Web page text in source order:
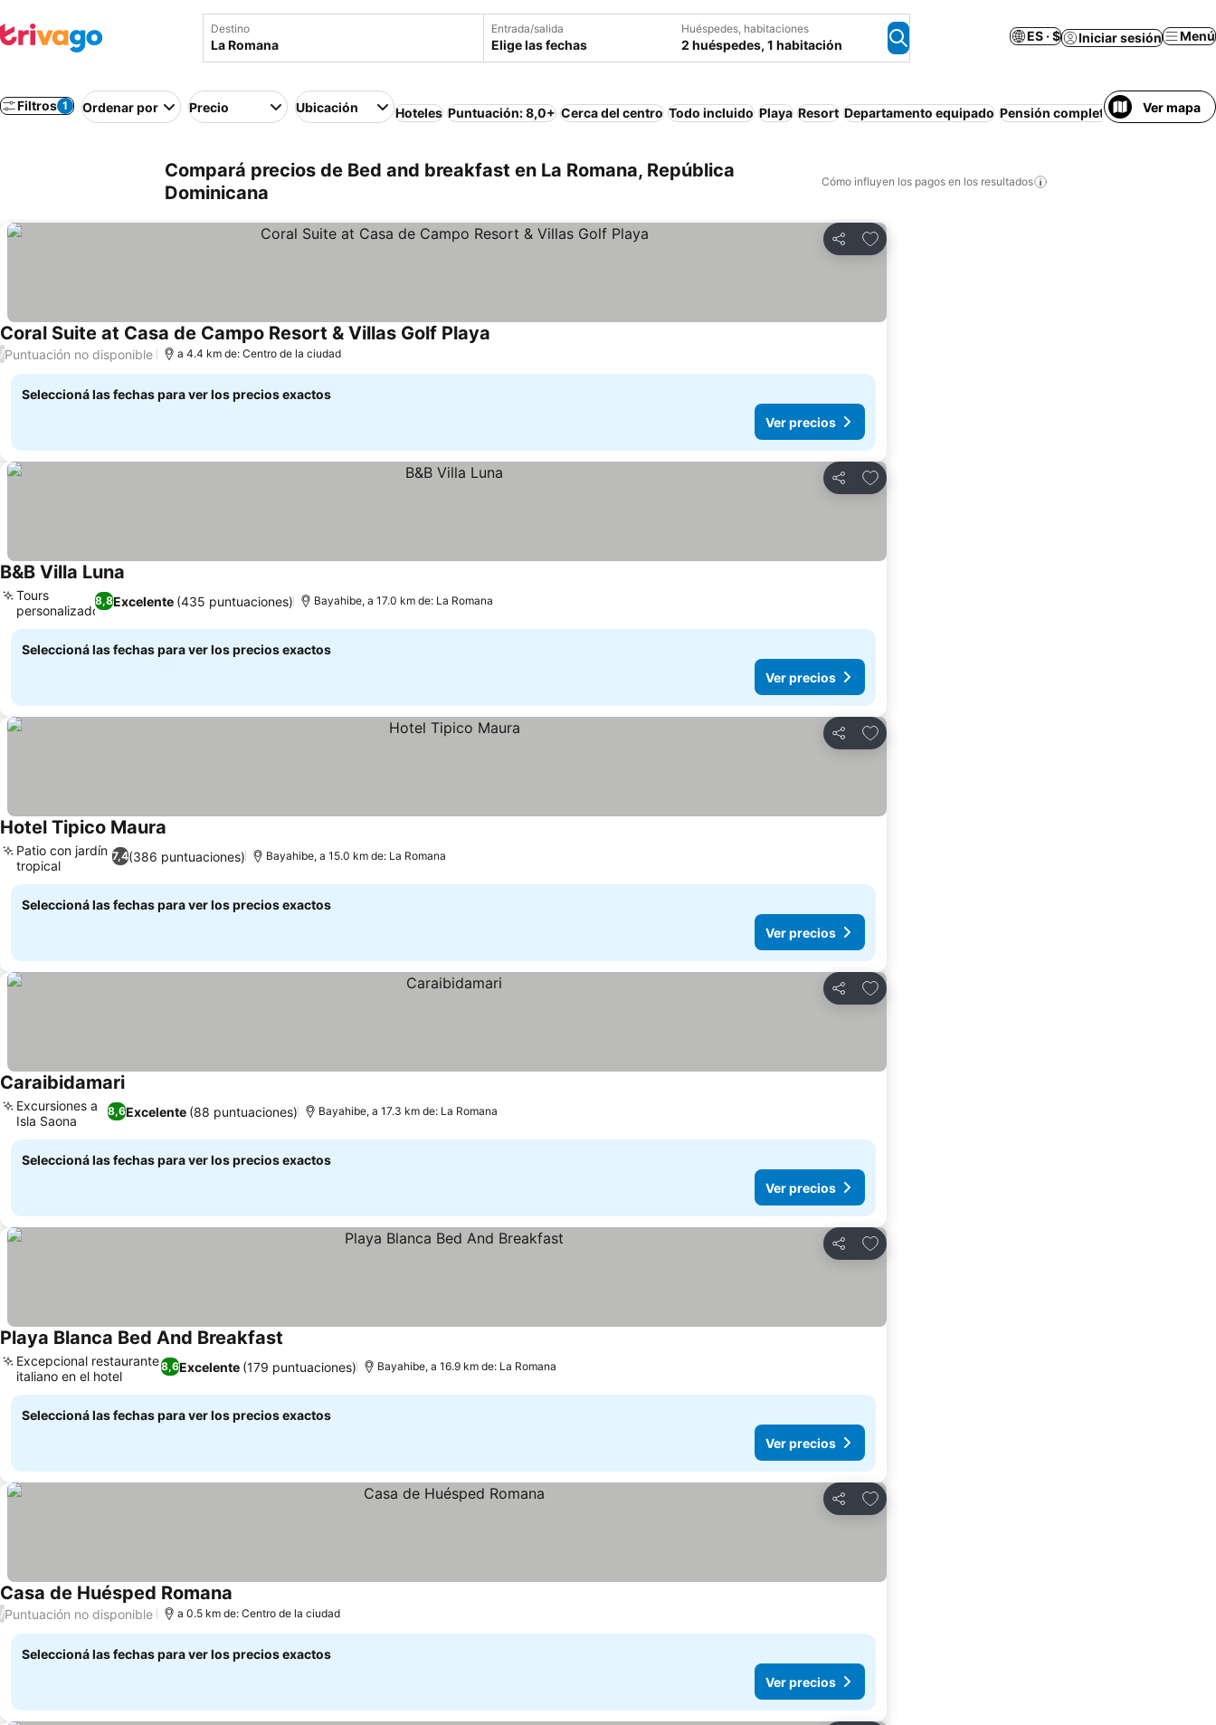
Destino Entrada/salida
Elige las fechas
Huéspedes, habitaciones
2 huéspedes, 1 habitación
ES · $ Iniciar sesión Menú
Filtros 1 Ordenar por Precio Ubicación Hoteles Puntuación: 8,0+ Cerca del centro Todo incluido Playa Resort Departamento equipado Pensión completa Desayuno
Ver mapa
Compará precios de Bed and breakfast en La Romana, República
Dominicana
Cómo influyen los pagos en los resultados
Compartir
Añadir a favoritos
Coral Suite at Casa de Campo Resort & Villas Golf Playa
/Puntuación no disponible a 4.4 km de: Centro de la ciudad
Seleccioná las fechas para ver los precios exactos
Ver precios
Compartir
Añadir a favoritos
B&B Villa Luna
8,8Excelente (435 puntuaciones)
Tours
personalizados
Bayahibe, a 17.0 km de: La Romana
Seleccioná las fechas para ver los precios exactos
Ver precios
Compartir
Añadir a favoritos
Hotel Tipico Maura
7,4(386 puntuaciones)
Patio con jardín
tropical
Bayahibe, a 15.0 km de: La Romana
Seleccioná las fechas para ver los precios exactos
Ver precios
Compartir
Añadir a favoritos
Caraibidamari
8,6Excelente (88 puntuaciones)
Excursiones a
Isla Saona
Bayahibe, a 17.3 km de: La Romana
Seleccioná las fechas para ver los precios exactos
Ver precios
Compartir
Añadir a favoritos
Playa Blanca Bed And Breakfast
8,6Excelente (179 puntuaciones)
Excepcional restaurante
italiano en el hotel
Bayahibe, a 16.9 km de: La Romana
Seleccioná las fechas para ver los precios exactos
Ver precios
Compartir
Añadir a favoritos
Casa de Huésped Romana
/Puntuación no disponible a 0.5 km de: Centro de la ciudad
Seleccioná las fechas para ver los precios exactos
Ver precios